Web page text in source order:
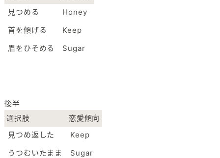
見つめる
Honey
首を傾げる
Keep
眉をひそめる
Sugar
選択肢
恋愛傾向
見つめ返した
Keep
うつむいたまま
Sugar
後半